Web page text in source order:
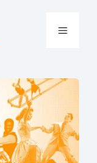
Menu